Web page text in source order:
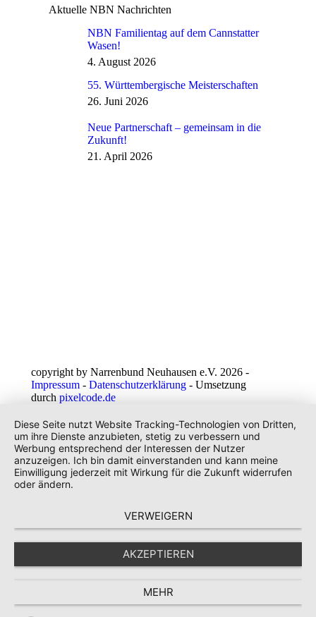
Aktuelle NBN Nachrichten
NBN Familientag auf dem Cannstatter
Wasen!
4. August 2026
55. Württembergische Meisterschaften
26. Juni 2026
Neue Partnerschaft – gemeinsam in die
Zukunft!
21. April 2026
copyright by Narrenbund Neuhausen e.V. 2026 -
Impressum - Datenschutzerklärung - Umsetzung
durch pixelcode.de
Diese Seite nutzt Website Tracking-Technologien von Dritten,
um ihre Dienste anzubieten, stetig zu verbessern und
Werbung entsprechend der Interessen der Nutzer
anzuzeigen. Ich bin damit einverstanden und kann meine
Einwilligung jederzeit mit Wirkung für die Zukunft widerrufen
oder ändern.
VERWEIGERN
AKZEPTIEREN
MEHR